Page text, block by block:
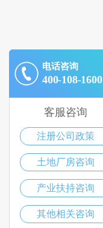
电话咨询
400-108-1600
客服咨询
注册公司政策
土地厂房咨询
产业扶持咨询
其他相关咨询